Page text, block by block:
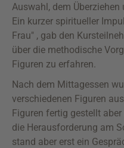
Auswahl, dem
Ein kurzer spiritueller
Frau" , gab den
über die methodische
Figuren zu erfahren.
Nach dem Mittagessen
verschiedenen Figuren
Figuren fertig gestellt
die Herausforderung am
stand aber erst ein